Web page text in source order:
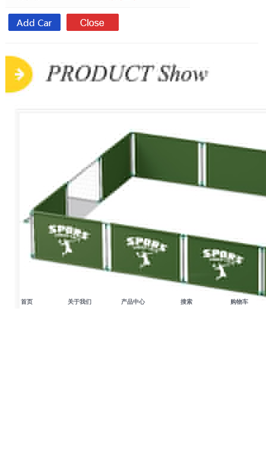
首页 关于我们 产品中心 搜索 购物车